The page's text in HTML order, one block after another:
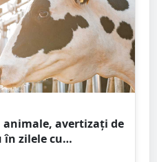
avertizați de
în zilele cu